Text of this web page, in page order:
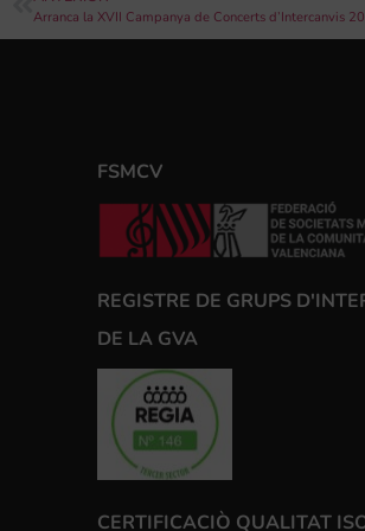
Arranca la XVII Campanya de Concerts d’Intercanvis
FSMCV
REGISTRE DE GRUPS
DE LA GVA
CERTIFICACIÒ QUALITAT